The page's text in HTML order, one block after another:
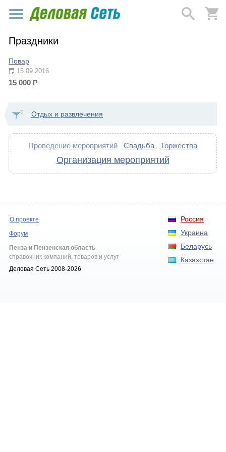
Праздники
Повар
15.09.2016
15 000 р.
Отдых и развлечения
Проведение мероприятий Свадьба Торжества
Организация мероприятий
Россия
Украина
Беларусь
Казахстан
О проекте
Форум
Пенза и Пензенская область
справочник компаний, товаров и услуг
Деловая Сеть 2008-2026